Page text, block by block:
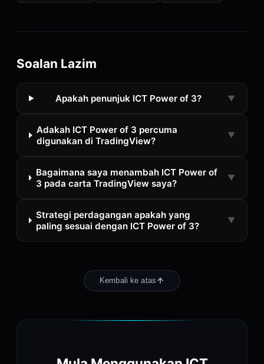
Soalan Lazim
Apakah penunjuk ICT Power of 3? ▼
Adakah ICT Power of 3 percuma
digunakan di TradingView?
▼
Bagaimana saya menambah ICT Power of
3 pada carta TradingView saya?
▼
Strategi perdagangan apakah yang
paling sesuai dengan ICT Power of 3?
▼
Kembali ke atas